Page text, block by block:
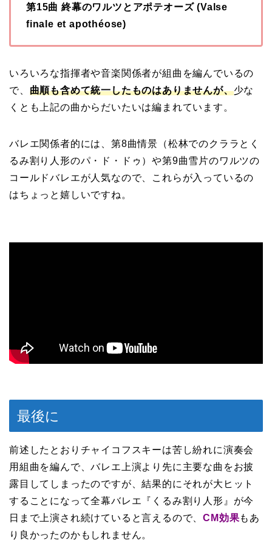
第15曲 終幕のワルツとアポテオーズ (Valse
finale et apothéose)
いろいろな指揮者や音楽関係者が組曲を編んでいるの
で、 曲順も含めて統一したものはありませんが、少な
くとも上記の曲からだいたいは編まれています。
バレエ関係者的には、第8曲情景（松林でのクララとく
るみ割り人形のパ・ド・ドゥ）や第9曲雪片のワルツの
コールドバレエが人気なので、これらが入っているの
はちょっと嬉しいですね。
最後に
前述したとおりチャイコフスキーは苦し紛れに演奏会
用組曲を編んで、バレエ上演より先に主要な曲をお披
露目してしまったのですが、結果的にそれが大ヒット
することになって全幕バレエ『くるみ割り人形』が今
日まで上演され続けていると言えるので、CM効果もあ
り良かったのかもしれません。